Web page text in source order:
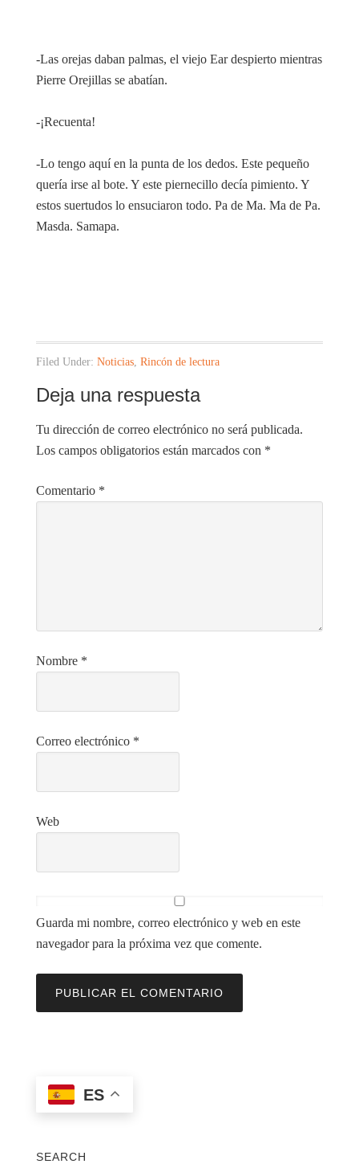
-Las orejas daban palmas, el viejo Ear despierto mientras
Pierre Orejillas se abatían.
-¡Recuenta!
-Lo tengo aquí en la punta de los dedos. Este pequeño
quería irse al bote. Y este piernecillo decía pimiento. Y
estos suertudos lo ensuciaron todo. Pa de Ma. Ma de Pa.
Masda. Samapa.
Filed Under: Noticias, Rincón de lectura
Deja una respuesta
Tu dirección de correo electrónico no será publicada.
Los campos obligatorios están marcados con *
Comentario *
Nombre *
Correo electrónico *
Web
Guarda mi nombre, correo electrónico y web en este
navegador para la próxima vez que comente.
ES
SEARCH